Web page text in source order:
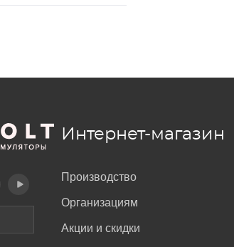
Интернет-магазин
Производство
Организациям
Акции и скидки